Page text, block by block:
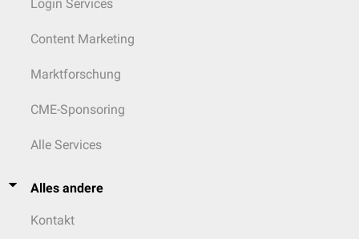
Login Services
Content Marketing
Marktforschung
CME-Sponsoring
Alle Services
Alles andere
Kontakt